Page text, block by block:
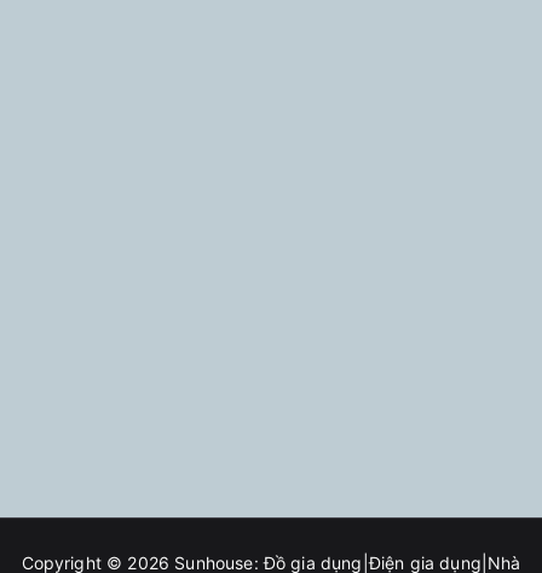
Copyright © 2026 Sunhouse: Đồ gia dụng|Điện gia dụng|Nhà